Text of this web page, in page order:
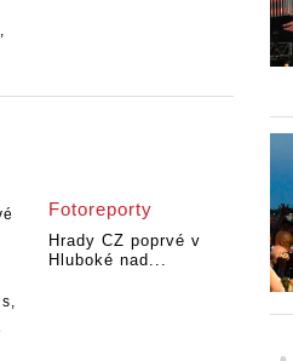
Fotoreporty
Hrady CZ poprvé v
Hluboké nad...